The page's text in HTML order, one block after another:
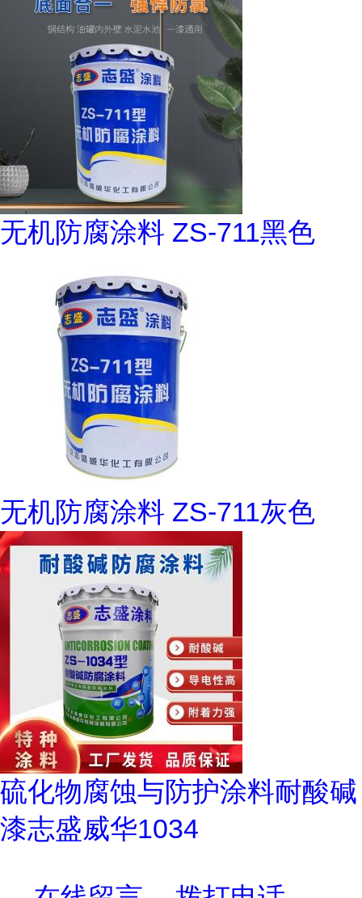
无机防腐涂料 ZS-711黑色
无机防腐涂料 ZS-711灰色
硫化物腐蚀与防护涂料耐酸碱
漆志盛威华1034